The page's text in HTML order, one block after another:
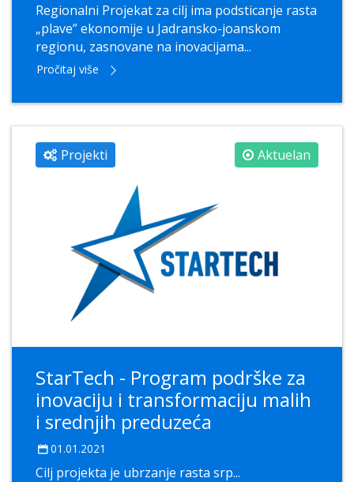
Regionalni Projekat za cilj ima podsticanje rasta
„plave” ekonomije u Jadransko-joanskom
regionu, zasnovane na inovacijama...
Pročitaj više
Projekti Aktuelan
StarTech - Program podrške za
inovaciju i transformaciju malih
i srednjih preduzeća
01.01.2021
Cilj projekta je ubrzanje rasta srp...